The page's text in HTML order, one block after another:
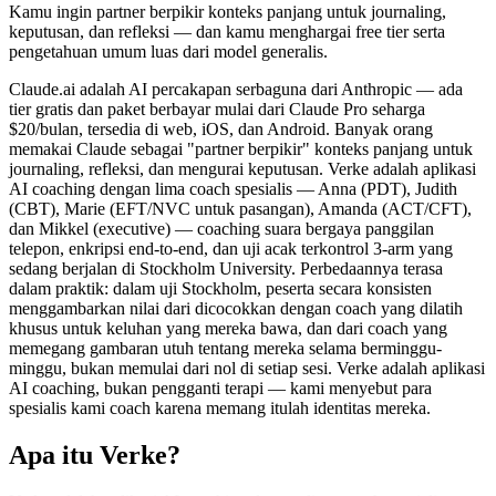
Kamu ingin partner berpikir konteks panjang untuk journaling,
keputusan, dan refleksi — dan kamu menghargai free tier serta
pengetahuan umum luas dari model generalis.
Claude.ai adalah AI percakapan serbaguna dari Anthropic — ada
tier gratis dan paket berbayar mulai dari Claude Pro seharga
$20/bulan, tersedia di web, iOS, dan Android. Banyak orang
memakai Claude sebagai "partner berpikir" konteks panjang untuk
journaling, refleksi, dan mengurai keputusan. Verke adalah aplikasi
AI coaching dengan lima coach spesialis — Anna (PDT), Judith
(CBT), Marie (EFT/NVC untuk pasangan), Amanda (ACT/CFT),
dan Mikkel (executive) — coaching suara bergaya panggilan
telepon, enkripsi end-to-end, dan uji acak terkontrol 3-arm yang
sedang berjalan di Stockholm University. Perbedaannya terasa
dalam praktik: dalam uji Stockholm, peserta secara konsisten
menggambarkan nilai dari dicocokkan dengan coach yang dilatih
khusus untuk keluhan yang mereka bawa, dan dari coach yang
memegang gambaran utuh tentang mereka selama berminggu-
minggu, bukan memulai dari nol di setiap sesi. Verke adalah aplikasi
AI coaching, bukan pengganti terapi — kami menyebut para
spesialis kami coach karena memang itulah identitas mereka.
Apa itu Verke?